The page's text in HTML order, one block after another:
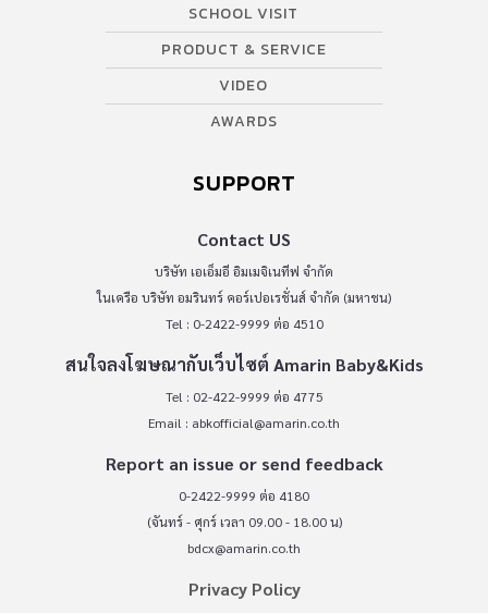
SCHOOL VISIT
PRODUCT & SERVICE
VIDEO
AWARDS
SUPPORT
Contact US
บริษัท เอเอ็มอี อิมเมจิเนทีฟ จำกัด
ในเครือ บริษัท อมรินทร์ คอร์เปอเรชั่นส์ จำกัด (มหาชน)
Tel : 0-2422-9999 ต่อ 4510
สนใจลงโฆษณากับเว็บไซต์ Amarin Baby&Kids
Tel : 02-422-9999 ต่อ 4775
Email : abkofficial@amarin.co.th
Report an issue or send feedback
0-2422-9999 ต่อ 4180
(จันทร์ - ศุกร์ เวลา 09.00 - 18.00 น)
bdcx@amarin.co.th
Privacy Policy